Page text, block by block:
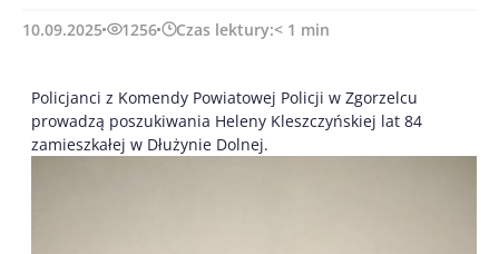
10.09.2025 1256 Czas lektury:< 1 min
Policjanci z Komendy Powiatowej Policji w Zgorzelcu
prowadzą poszukiwania Heleny Kleszczyńskiej lat 84
zamieszkałej w Dłużynie Dolnej.